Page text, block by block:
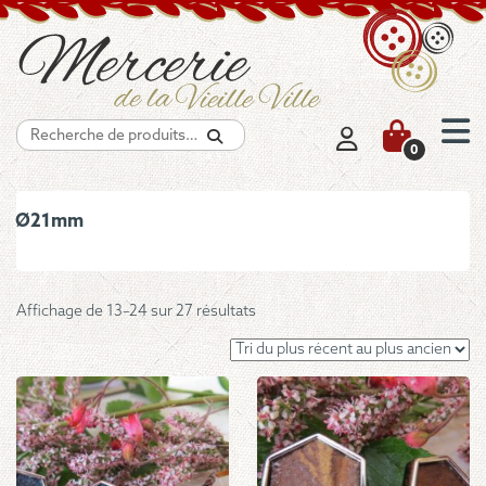
Recherche
0
Ø21mm
Affichage de 13–24 sur 27 résultatsTrié
du
plus
récent
au
plus
ancien